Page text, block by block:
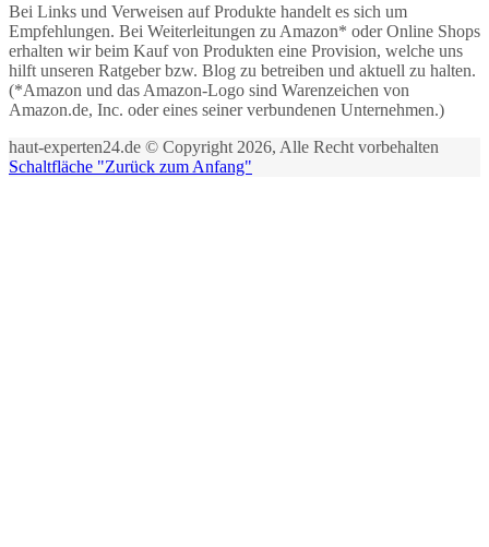
Bei Links und Verweisen auf Produkte handelt es sich um
Empfehlungen. Bei Weiterleitungen zu Amazon* oder Online Shops
erhalten wir beim Kauf von Produkten eine Provision, welche uns
hilft unseren Ratgeber bzw. Blog zu betreiben und aktuell zu halten.
(*Amazon und das Amazon-Logo sind Warenzeichen von
Amazon.de, Inc. oder eines seiner verbundenen Unternehmen.)
haut-experten24.de © Copyright 2026, Alle Recht vorbehalten
Schaltfläche "Zurück zum Anfang"